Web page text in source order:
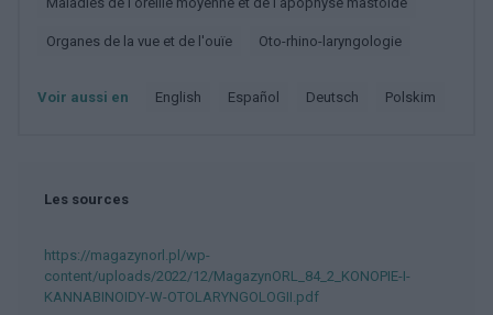
Organes de la vue et de l'ouïe Oto-rhino-laryngologie
Voir aussi en english español deutsch polskim
Les sources
https://magazynorl.pl/wp-
content/uploads/2022/12/MagazynORL_84_2_KONOPIE-I-
KANNABINOIDY-W-OTOLARYNGOLOGII.pdf